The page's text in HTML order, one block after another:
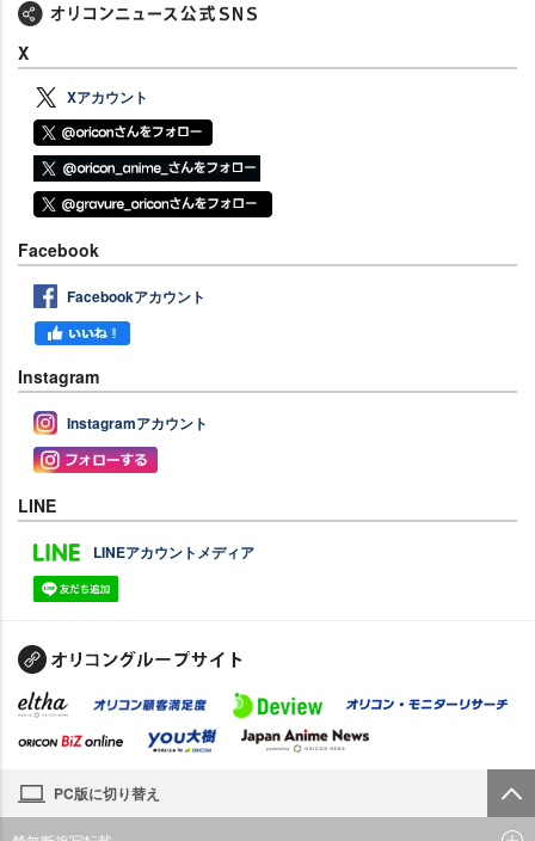
X
Xアカウント
Facebook
Facebookアカウント
Instagram
Instagramアカウント
LINE
LINEアカウントメディア
PC版に切り替え